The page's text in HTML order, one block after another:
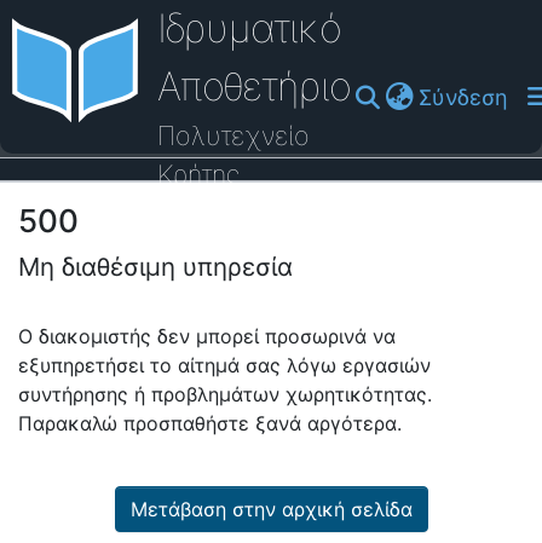
Ιδρυματικό
Αποθετήριο
Πολυτεχνείο
Κρήτης
Σύνδεση
Οδηγός Βοήθειας
500
Μη διαθέσιμη υπηρεσία
Ο διακομιστής δεν μπορεί προσωρινά να
εξυπηρετήσει το αίτημά σας λόγω εργασιών
συντήρησης ή προβλημάτων χωρητικότητας.
Παρακαλώ προσπαθήστε ξανά αργότερα.
Μετάβαση στην αρχική σελίδα